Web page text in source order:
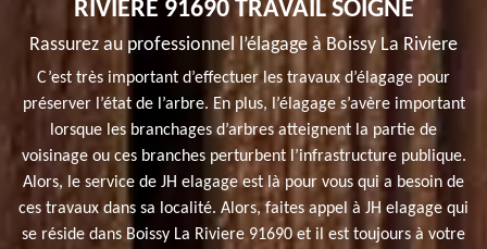
RIVIERE 91690 TRAVAIL SOIGNÉ
Rassurez au professionnel l’élagage à Boissy La Riviere
C’est très important d’effectuer les travaux d’élagage pour
préserver l’état de l’arbre. En plus, l’élagage s’avère important
lorsque les branchages d’arbres atteignent la partie de
voisinage ou ces branches perturbent l’infrastructure publique.
Alors, le service de JH elagage est là pour vous qui a besoin de
ces travaux dans sa localité. Alors, faites appel à JH elagage qui
se réside dans Boissy La Riviere 91690 et il est toujours à votre